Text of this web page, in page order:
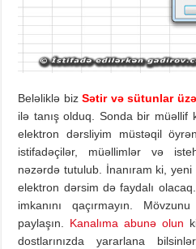
Beləliklə bizSətir və sütunlar
ilə tanış olduq. Sonda bir müəllif
elektron dərsliyim müstəqil
istifadəçilər, müəllimlər və
nəzərdə tutulub. İnanıram ki,
elektron dərsim də faydalı
imkanını qaçırmayın.
paylaşın. Kanalıma abunə olun
dostlarınızda yararlana